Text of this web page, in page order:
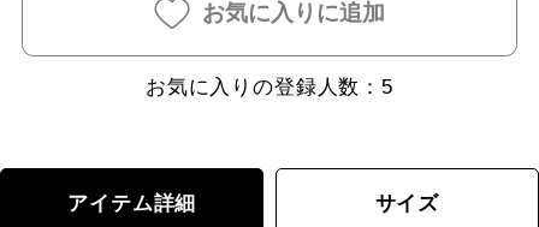
お気に入りに追加
お気に入りの登録人数： 5
アイテム詳細 サイズ